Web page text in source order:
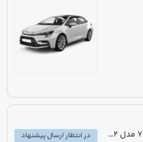
مزایده دولتی خودرو هیوندای سوناتا YF2400 مدل 2012 رنگ سفید متالیک
در انتظار ارسال پیشنهاد